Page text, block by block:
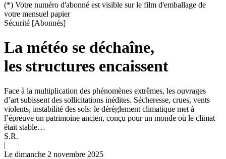
(*) Votre numéro d'abonné est visible sur le film d'emballage de
votre mensuel papier
Sécurité [Abonnés]
La météo se déchaîne,
les structures encaissent
Face à la multiplication des phénomènes extrêmes, les ouvrages
d’art subissent des sollicitations inédites. Sécheresse, crues, vents
violents, instabilité des sols: le dérèglement climatique met à
l’épreuve un patrimoine ancien, conçu pour un monde où le climat
était stable…
S.R.
|
Le dimanche 2 novembre 2025